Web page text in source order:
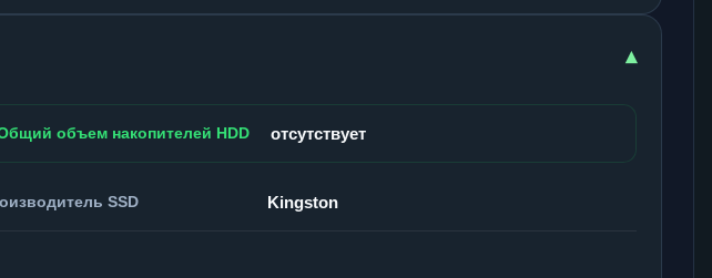
▾
объем накопителей HDD отсутствует
SSD Kingston